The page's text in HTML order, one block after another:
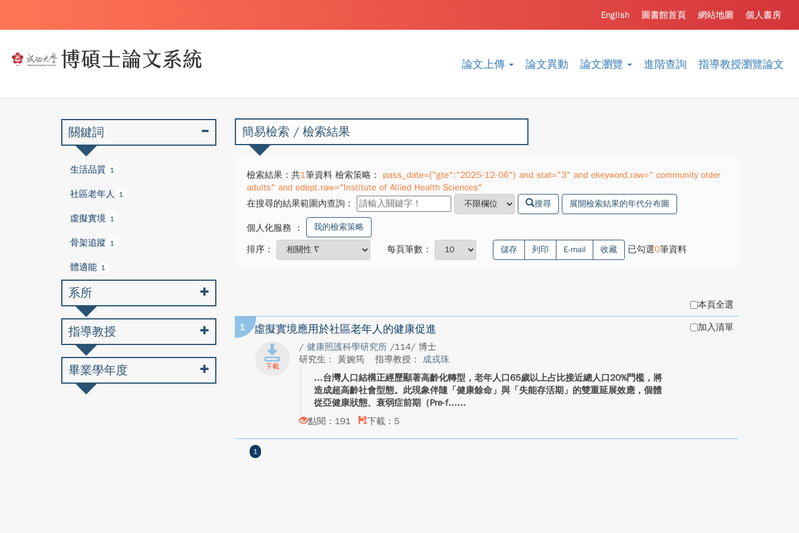
論文上傳 論文異動 論文瀏覽 進階查詢 指導教授瀏覽論文
個人書房
網站地圖
圖書館首頁
English
簡易檢索 / 檢索結果
檢索結果：共1筆資料 檢索策略：
pass_date={"gte":"2025-12-06"} and stat="3" and ekeyword.raw=" community older
adults" and edept.raw="Institute of Allied Health Sciences"
在搜尋的結果範圍內查詢：
搜尋 展開檢索結果的年代分布圖
個人化服務 ： 我的檢索策略
排序： 每頁筆數： 儲存 列印 E-mail 收藏 已勾選0筆資料
本頁全選
1 虛擬實境應用於社區老年人的健康促進
/ 健康照護科學研究所 /114/ 博士
研究生： 黃婉筠
指導教授： 成戎珠
台灣人口結構正經歷顯著高齡化轉型，老年人口65歲以上占比接近總人口20%門檻，將
造成超高齡社會型態。此現象伴隨「健康餘命」與「失能存活期」的雙重延展效應，個體
從亞健康狀態、衰弱症前期（Pre-f...
點閱：191
下載：5
加入清單
1
關鍵詞
生活品質 1
社區老年人 1
虛擬實境 1
骨架追蹤 1
體適能 1
系所
指導教授
畢業學年度